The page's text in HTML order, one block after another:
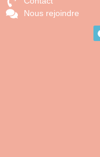
Nous rejoindre